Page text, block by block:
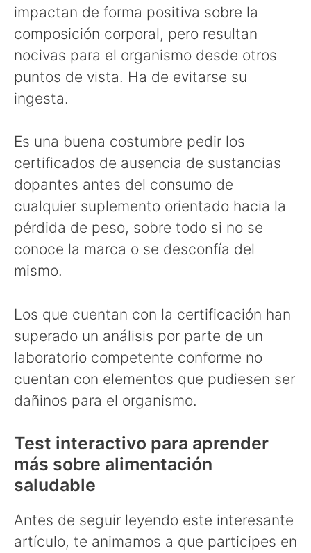
impactan de forma positiva sobre la
composición corporal, pero resultan
nocivas para el organismo desde otros
puntos de vista. Ha de evitarse su
ingesta.
Es una buena costumbre pedir los
certificados de ausencia de sustancias
dopantes antes del consumo de
cualquier suplemento orientado hacia la
pérdida de peso, sobre todo si no se
conoce la marca o se desconfía del
mismo.
Los que cuentan con la certificación han
superado un análisis por parte de un
laboratorio competente conforme no
cuentan con elementos que pudiesen ser
dañinos para el organismo.
Test interactivo para aprender
más sobre alimentación
saludable
Antes de seguir leyendo este interesante
artículo, te animamos a que participes en